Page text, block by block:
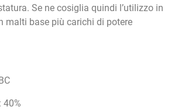
Se ne cosiglia quindi l’utilizzo in
malti base più carichi di potere